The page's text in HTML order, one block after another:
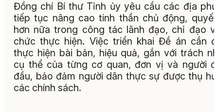
Đồng chí Bí thư Tỉnh ủy yêu cầu các địa
tiếp tục nâng cao tinh thần chủ động,
hơn nữa trong công tác lãnh đạo, chỉ đạo
chức thực hiện. Việc triển khai Đề án cần
thực hiện bài bản, hiệu quả, gắn với trách
cụ thể của từng cơ quan, đơn vị và người
đầu, bảo đảm người dân thực sự được thụ
các chính sách.